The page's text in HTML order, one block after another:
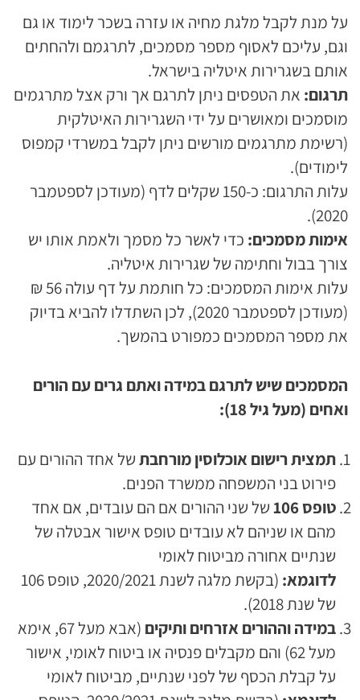
על מנת לקבל מלגת מחיה או עזרה בשכר לימוד או גם
וגם, עליכם לאסוף מספר מסמכים, לתרגמם ולהחתים
אותם בשגרירות איטליה בישראל.
תרגום: את הטפסים ניתן לתרגם אך ורק אצל מתרגמים
מוסמכים ומאושרים על ידי השגרירות האיטלקית
(רשימת מתרגמים מורשים ניתן לקבל במשרדי קמפוס
לימודים).
עלות התרגום: כ-150 שקלים לדף (מעודכן לספטמבר
2020).
אימות מסמכים: כדי לאשר כל מסמך ולאמת אותו יש
צורך בבול וחתימה של שגרירות איטליה.
עלות אימות המסמכים: כל חותמת על דף עולה 56 ₪
(מעודכן לספטמבר 2020), לכן השתדלו להביא בדיוק
את מספר המסמכים כמפורט בהמשך.
המסמכים שיש לתרגם במידה ואתם גרים עם הורים
ואחים (מעל גיל 18):
תמצית רישום אוכלוסין מורחבתשל אחד ההורים עם
פירוט בני המשפחה ממשרד הפנים.
טופס 106
של שני ההורים אם הם עובדים, אם אחד
מהם או שניהם לא עובדים טופס אישור אבטלה של
שנתיים אחורה מביטוח לאומי
לדוגמא:
(בקשת מלגה לשנת 2020/2021, טופס 106
של שנת 2018).
במידה וההורים אזרחים ותיקים
(אבא מעל 67, אימא
מעל 62) והם מקבלים פנסיה או ביטוח לאומי, אישור
על קבלת הכסף של לפני שנתיים, מביטוח לאומי